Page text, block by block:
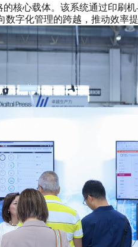
核心载体。该系统通过印刷
字化管理的跨越，推动效率提